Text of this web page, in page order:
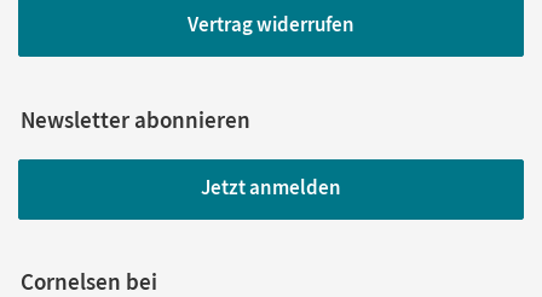
Vertrag widerrufen
Newsletter abonnieren
Jetzt anmelden
Cornelsen bei